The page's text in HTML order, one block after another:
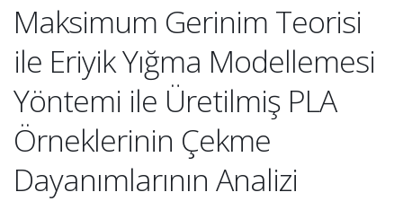
Maksimum Gerinim Teorisi
ile Eriyik Yığma Modellemesi
Yöntemi ile Üretilmiş PLA
Örneklerinin Çekme
Dayanımlarının Analizi